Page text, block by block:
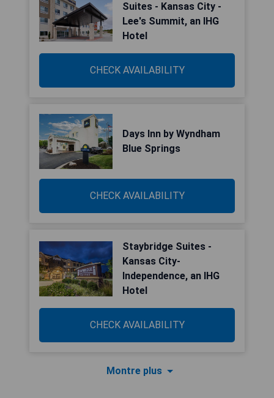
Suites - Kansas City -
Lee's Summit, an IHG
Hotel
CHECK AVAILABILITY
Days Inn by Wyndham
Blue Springs
CHECK AVAILABILITY
Staybridge Suites -
Kansas City-
Independence, an IHG
Hotel
CHECK AVAILABILITY
Montre plus